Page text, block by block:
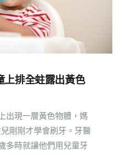
上排全蛀露出黃色
出現一層黃色物體，媽
剛剛才學會刷牙。牙醫
多時就讓他們用兒童牙